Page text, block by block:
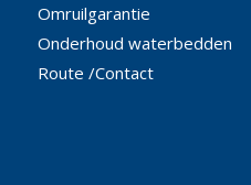
Omruilgarantie
Onderhoud waterbedden
Route /Contact